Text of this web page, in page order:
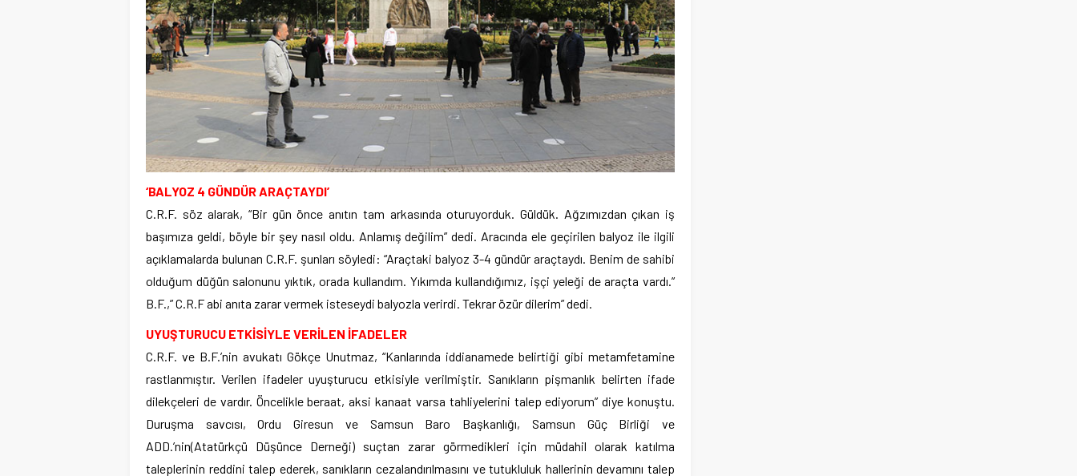
‘BALYOZ 4 GÜNDÜR ARAÇTAYDI’
C.R.F. söz alarak, “Bir gün önce anıtın tam arkasında oturuyorduk. Güldük. Ağzımızdan çıkan iş
başımıza geldi, böyle bir şey nasıl oldu. Anlamış değilim” dedi. Aracında ele geçirilen balyoz ile ilgili
açıklamalarda bulunan C.R.F. şunları söyledi: “Araçtaki balyoz 3-4 gündür araçtaydı. Benim de sahibi
olduğum düğün salonunu yıktık, orada kullandım. Yıkımda kullandığımız, işçi yeleği de araçta vardı.”
B.F.,” C.R.F abi anıta zarar vermek isteseydi balyozla verirdi. Tekrar özür dilerim” dedi.
UYUŞTURUCU ETKİSİYLE VERİLEN İFADELER
C.R.F. ve B.F.’nin avukatı Gökçe Unutmaz, “Kanlarında iddianamede belirtiği gibi metamfetamine
rastlanmıştır. Verilen ifadeler uyuşturucu etkisiyle verilmiştir. Sanıkların pişmanlık belirten ifade
dilekçeleri de vardır. Öncelikle beraat, aksi kanaat varsa tahliyelerini talep ediyorum” diye konuştu.
Duruşma savcısı, Ordu Giresun ve Samsun Baro Başkanlığı, Samsun Güç Birliği ve
ADD.’nin(Atatürkçü Düşünce Derneği) suçtan zarar görmedikleri için müdahil olarak katılma
taleplerinin reddini talep ederek, sanıkların cezalandırılmasını ve tutukluluk hallerinin devamını talep